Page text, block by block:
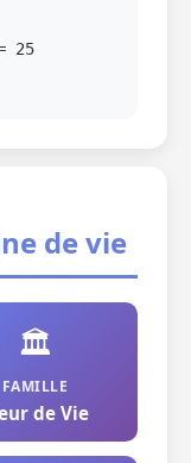
25
de vie
🏛️
FAMILLE
de Vie